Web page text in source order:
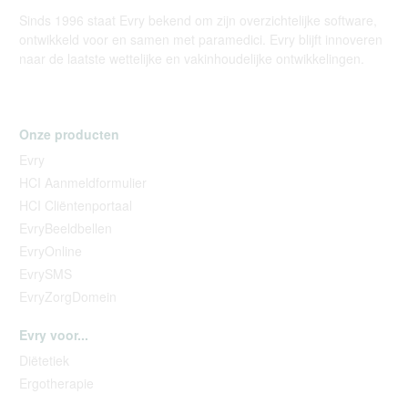
Sinds 1996 staat Evry bekend om zijn overzichtelijke software,
ontwikkeld voor en samen met paramedici. Evry blijft innoveren
naar de laatste wettelijke en vakinhoudelijke ontwikkelingen.
Onze producten
Evry
HCI Aanmeldformulier
HCI Cliëntenportaal
EvryBeeldbellen
EvryOnline
EvrySMS
EvryZorgDomein
Evry voor...
Diëtetiek
Ergotherapie